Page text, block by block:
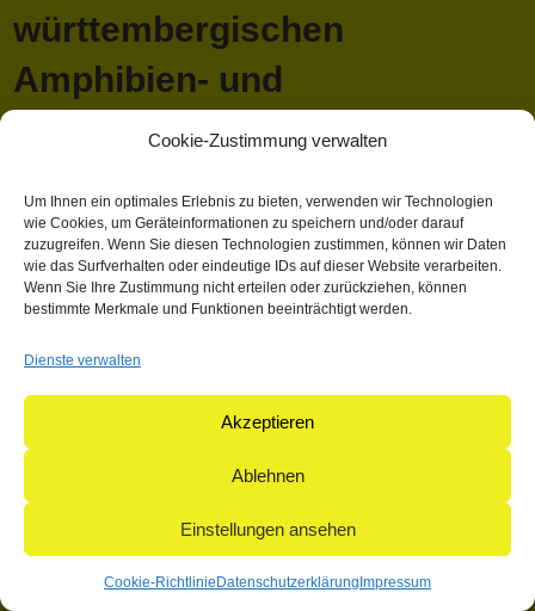
Cookie-Zustimmung verwalten
Um Ihnen ein optimales Erlebnis zu bieten, verwenden wir Technologien
wie Cookies, um Geräteinformationen zu speichern und/oder darauf
zuzugreifen. Wenn Sie diesen Technologien zustimmen, können wir Daten
wie das Surfverhalten oder eindeutige IDs auf dieser Website verarbeiten.
Wenn Sie Ihre Zustimmung nicht erteilen oder zurückziehen, können
bestimmte Merkmale und Funktionen beeinträchtigt werden.
Dienste verwalten
Akzeptieren
Ablehnen
Einstellungen ansehen
Cookie-Richtlinie Datenschutzerklärung Impressum
württembergischen
Amphibien- und
Reptilienschutz, Teil1
April 13, 2018 1:03 p.m. Veröffentlicht von Mathieu Hauck
Kategorisiert in: Allgemein
Dieser Artikel wurde verfasst von Mathieu Hauck
71365 Weinstadt | Germany